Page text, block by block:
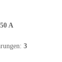
A
3